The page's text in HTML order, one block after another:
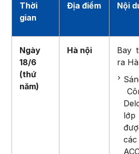
Thời
gian
Địa điểm Nội
Ngày
18/6
(thứ
năm)
Hà nội
Bay
ra
lớp